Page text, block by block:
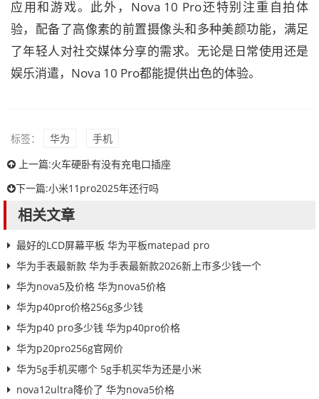
应用和游戏。此外，Nova 10 Pro还特别注重自拍体
验，配备了高像素的前置摄像头和多种美颜功能，满足
了年轻人对社交媒体分享的需求。无论是日常使用还是
娱乐消遣，Nova 10 Pro都能提供出色的体验。
标签： 华为
手机
上一篇:火车硬卧有没有充电口插座
下一篇:小米11pro2025年还行吗
相关文章
最好的LCD屏幕平板 华为平板matepad pro
华为手表最新款 华为手表最新款2026新上市多少钱一个
华为nova5及价格 华为nova5价格
华为p40pro价格256g多少钱
华为p40 pro多少钱 华为p40pro价格
华为p20pro256g官网价
华为5g手机买哪个 5g手机买华为还是小米
nova12ultra降价了 华为nova5价格